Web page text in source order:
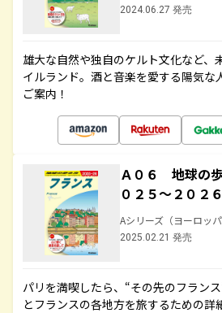
2024.06.27 発売
雄大な自然や独自のケルト文化など、
イルランド。酒と音楽を愛する陽気な
ご案内！
Ａ０６ 地球の
０２５～２０２６
Aシリーズ（ヨーロッ
2025.02.21 発売
パリを満喫したら、“その先のフラン
とフランスの各地方を旅するための詳